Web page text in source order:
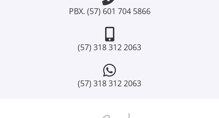
PBX. (57) 601 704 5866
(57) 318 312 2063
(57) 318 312 2063